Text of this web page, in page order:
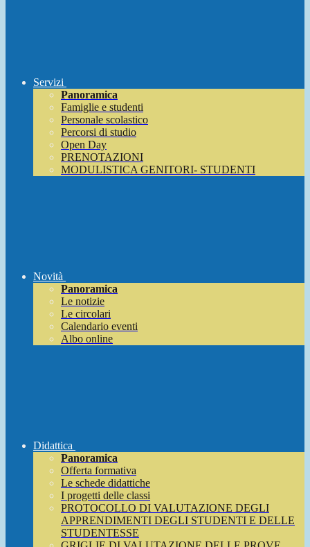
Servizi
Panoramica
Famiglie e studenti
Personale scolastico
Percorsi di studio
Open Day
PRENOTAZIONI
MODULISTICA GENITORI- STUDENTI
Novità
Panoramica
Le notizie
Le circolari
Calendario eventi
Albo online
Didattica
Panoramica
Offerta formativa
Le schede didattiche
I progetti delle classi
PROTOCOLLO DI VALUTAZIONE DEGLI
APPRENDIMENTI DEGLI STUDENTI E DELLE
STUDENTESSE